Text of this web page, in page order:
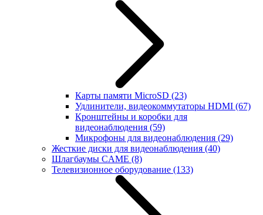
Карты памяти MicroSD (23)
Удлинители, видеокоммутаторы HDMI (67)
Кронштейны и коробки для
видеонаблюдения (59)
Микрофоны для видеонаблюдения (29)
Жесткие диски для видеонаблюдения (40)
Шлагбаумы CAME (8)
Телевизионное оборудование (133)